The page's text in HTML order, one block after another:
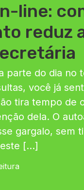
line:
reduz
parte do dia no
você já
tira tempo de
dela. O
gargalo, sem
[…]